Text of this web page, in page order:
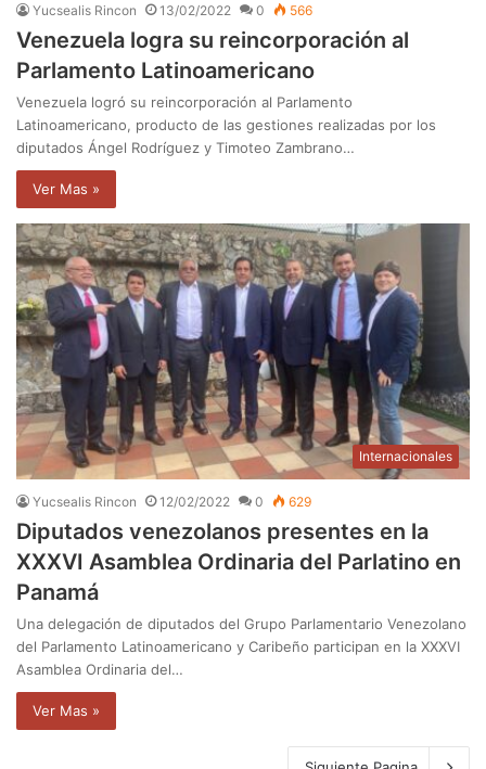
Yucsealis Rincon 13/02/2022 0 566
Venezuela logra su reincorporación al
Parlamento Latinoamericano
Venezuela logró su reincorporación al Parlamento
Latinoamericano, producto de las gestiones realizadas por los
diputados Ángel Rodríguez y Timoteo Zambrano…
Ver Mas »
Internacionales
Yucsealis Rincon 12/02/2022 0 629
Diputados venezolanos presentes en la
XXXVI Asamblea Ordinaria del Parlatino en
Panamá
Una delegación de diputados del Grupo Parlamentario Venezolano
del Parlamento Latinoamericano y Caribeño participan en la XXXVI
Asamblea Ordinaria del…
Ver Mas »